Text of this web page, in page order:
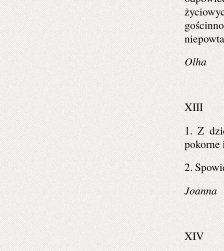
Olha
XIII
1. Z
pokorne
2.
Joanna
XIV